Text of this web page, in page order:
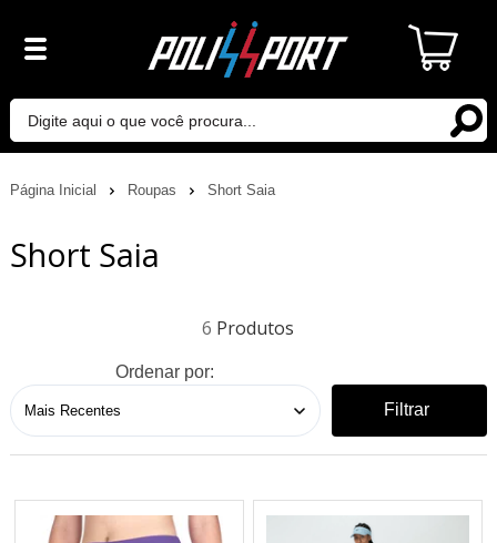
Página Inicial Roupas Short Saia
Short Saia
6
Ordenar por:
Filtrar